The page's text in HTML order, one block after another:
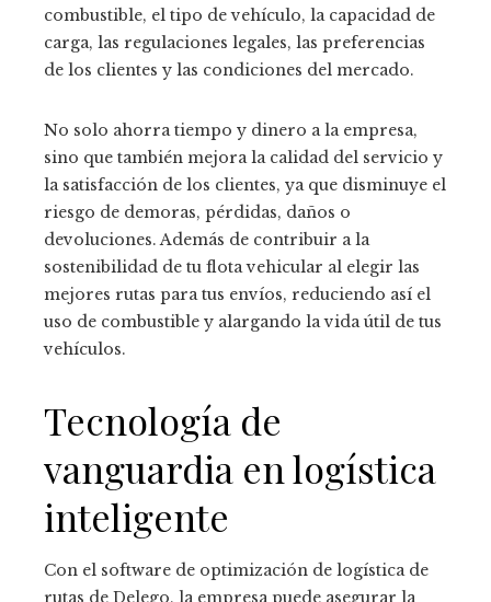
combustible, el tipo de vehículo, la capacidad de
carga, las regulaciones legales, las preferencias
de los clientes y las condiciones del mercado.
No solo ahorra tiempo y dinero a la empresa,
sino que también mejora la calidad del servicio y
la satisfacción de los clientes, ya que disminuye el
riesgo de demoras, pérdidas, daños o
devoluciones. Además de contribuir a la
sostenibilidad de tu flota vehicular al elegir las
mejores rutas para tus envíos, reduciendo así el
uso de combustible y alargando la vida útil de tus
vehículos.
Tecnología de
vanguardia en logística
inteligente
Con el software de optimización de logística de
rutas de Delego, la empresa puede asegurar la